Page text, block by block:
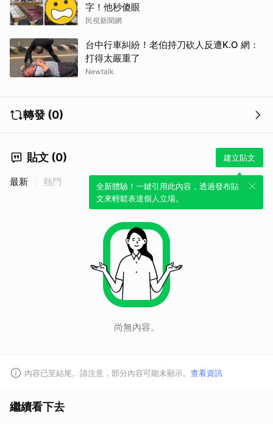
字！他秒傻眼
民視新聞網
台中行車糾紛！老伯持刀砍人反遭K.O 網：
打得太嚴重了
Newtalk
轉發 (0)
貼文 (0) 建立貼文
全新體驗！一鍵引用此內容，透過發布貼
文來輕鬆表達個人立場。
最新 熱門
尚無內容。
內容已至結尾。請注意，部分內容可能未顯示。 查看資訊
繼續看下去